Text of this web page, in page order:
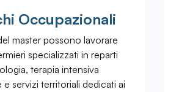
Occupazionali
master possono lavorare
specializzati in reparti
terapia intensiva
e servizi territoriali dedicati ai